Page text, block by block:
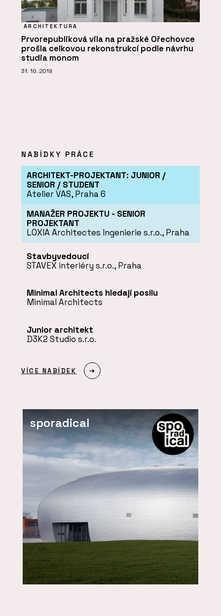
ARCHITEKTURA
Prvorepubliková vila na pražské Ořechovce
prošla celkovou rekonstrukcí podle návrhu
studia monom
31. 10. 2019
NABÍDKY PRÁCE
ARCHITEKT-PROJEKTANT: JUNIOR /
SENIOR / STUDENT
Atelier VAS, Praha 6
MANAŽER PROJEKTU - SENIOR
PROJEKTANT
LOXIA Architectes Ingenierie s.r.o., Praha
Stavbyvedoucí
STAVEX interiéry s.r.o., Praha
Minimal Architects hledají posilu
Minimal Architects
Junior architekt
D3K2 Studio s.r.o.
VÍCE NABÍDEK
sporadical